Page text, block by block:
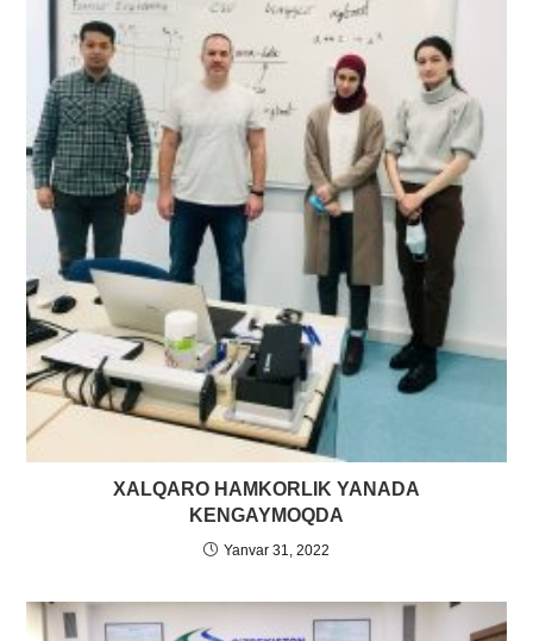
XALQARO HAMKORLIK YANADA
KENGAYMOQDA
Yanvar 31, 2022